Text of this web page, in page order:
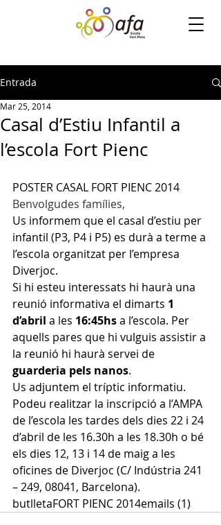
Entrada
Casal d’Estiu Infantil a
Mar 25, 2014
POSTER CASAL FORT PIENC 2014
Benvolgudes famílies,
Us informem que el casal d’estiu per
infantil (P3, P4 i P5) es durà a terme a
l’escola organitzat per l’empresa
Diverjoc.
Si hi esteu interessats hi haurà una
reunió informativa el dimarts 1
d’abril a les 16:45hs a l’escola. Per
aquells pares que hi vulguis assistir a
la reunió hi haurà servei de
guarderia pels nanos.
Us adjuntem el tríptic informatiu.
Podeu realitzar la inscripció a l’AMPA
de l’escola les tardes dels dies 22 i 24
d’abril de les 16.30h a les 18.30h o bé
els dies 12, 13 i 14 de maig a les
oficines de Diverjoc (C/ Indústria 241
– 249, 08041, Barcelona).
butlletaFORT PIENC 2014emails (1)